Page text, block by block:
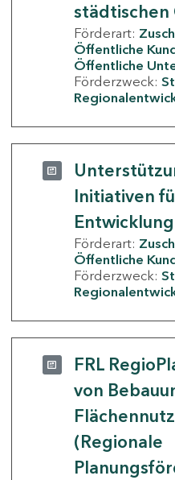
städtischen
Förderart:
Öffentliche
Öffentliche
Förderzweck:
Initiativen
Entwicklung
Förderart:
Öffentliche
Förderzweck:
FRL
von
(Regionale